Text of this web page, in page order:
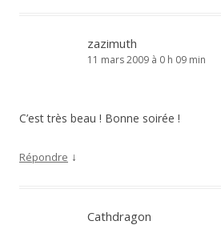
zazimuth
11 mars 2009 à 0 h 09 min
C’est très beau ! Bonne soirée !
Répondre ↓
Cathdragon